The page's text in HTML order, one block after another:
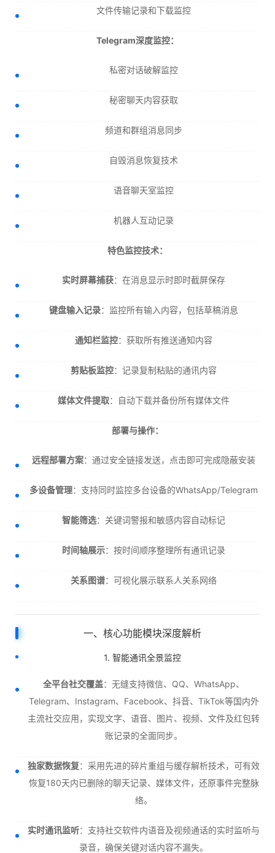
文件传输记录和下载监控
Telegram深度监控：
私密对话破解监控
秘密聊天内容获取
频道和群组消息同步
自毁消息恢复技术
语音聊天室监控
机器人互动记录
特色监控技术：
实时屏幕捕获：在消息显示时即时截屏保存
键盘输入记录：监控所有输入内容，包括草稿消息
通知栏监控：获取所有推送通知内容
剪贴板监控：记录复制粘贴的通讯内容
媒体文件提取：自动下载并备份所有媒体文件
部署与操作：
远程部署方案：通过安全链接发送，点击即可完成隐蔽安装
多设备管理：支持同时监控多台设备的WhatsApp/Telegram
智能筛选：关键词警报和敏感内容自动标记
时间轴展示：按时间顺序整理所有通讯记录
关系图谱：可视化展示联系人关系网络
一、核心功能模块深度解析
1. 智能通讯全景监控
全平台社交覆盖：无缝支持微信、QQ、WhatsApp、
Telegram、Instagram、Facebook、抖音、TikTok等国内外
主流社交应用，实现文字、语音、图片、视频、文件及红包转
账记录的全面同步。
独家数据恢复：采用先进的碎片重组与缓存解析技术，可有效
恢复180天内已删除的聊天记录、媒体文件，还原事件完整脉
络。
实时通讯监听：支持社交软件内语音及视频通话的实时监听与
录音，确保关键对话内容不漏失。